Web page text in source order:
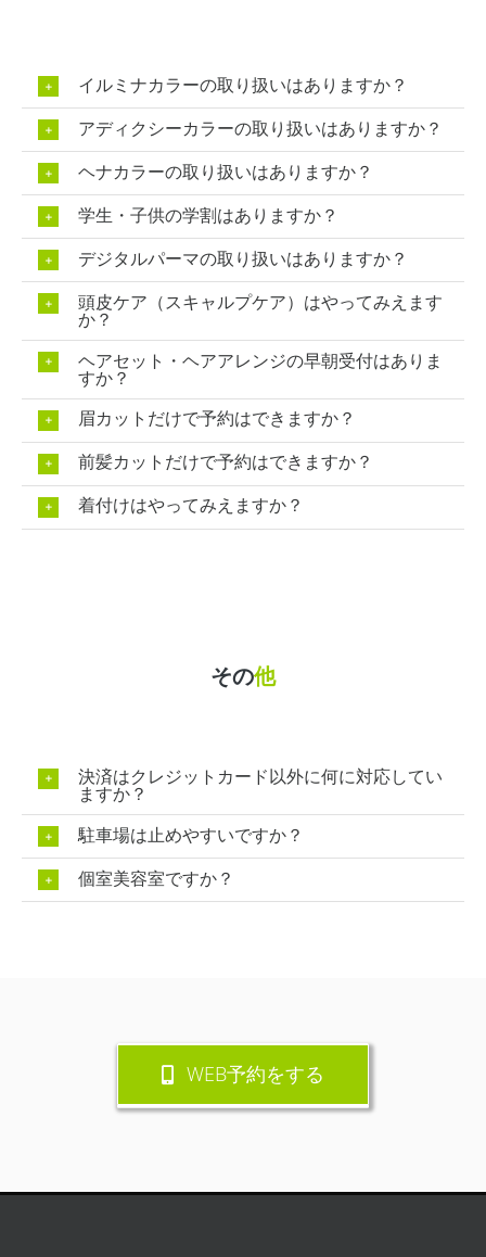
イルミナカラーの取り扱いはありますか？
アディクシーカラーの取り扱いはありますか？
ヘナカラーの取り扱いはありますか？
学生・子供の学割はありますか？
デジタルパーマの取り扱いはありますか？
頭皮ケア（スキャルプケア）はやってみえます
か？
ヘアセット・ヘアアレンジの早朝受付はありま
すか？
眉カットだけで予約はできますか？
前髪カットだけで予約はできますか？
着付けはやってみえますか？
その他
決済はクレジットカード以外に何に対応してい
ますか？
駐車場は止めやすいですか？
個室美容室ですか？
WEB予約をする